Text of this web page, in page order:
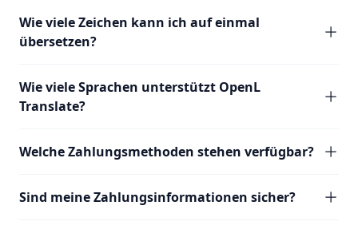
Wie viele Zeichen kann ich auf einmal
übersetzen?
Wie viele Sprachen unterstützt OpenL
Translate?
Welche Zahlungsmethoden stehen verfügbar?
Sind meine Zahlungsinformationen sicher?